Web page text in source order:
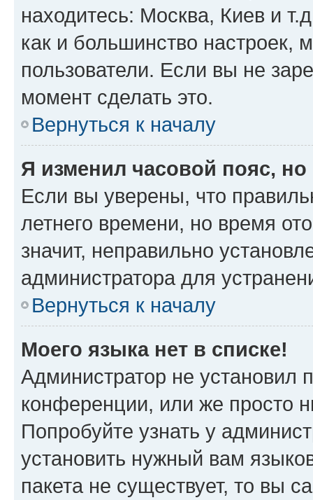
находитесь: Москва, Киев и
как и большинство настроек,
пользователи. Если вы не
момент сделать это.
Вернуться к началу
Я изменил часовой пояс,
Если вы уверены, что
летнего времени, но время
значит, неправильно
администратора для
Вернуться к началу
Моего языка нет в списке!
Администратор не установил
конференции, или же просто
Попробуйте узнать у
установить нужный вам
пакета не существует, то вы